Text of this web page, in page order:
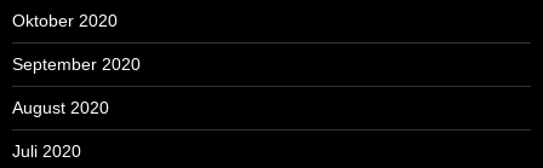
Oktober 2020
September 2020
August 2020
Juli 2020